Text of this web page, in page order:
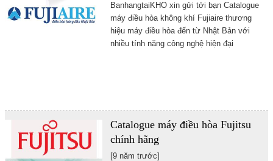
BanhangtaiKHO xin gửi tới bạn Catalogue
máy điều hòa không khí Fujiaire thương
hiệu máy điều hòa đến từ Nhật Bản với
nhiều tính năng công nghệ hiện đại
Catalogue máy điều hòa Fujitsu
chính hãng
[9 năm trước]